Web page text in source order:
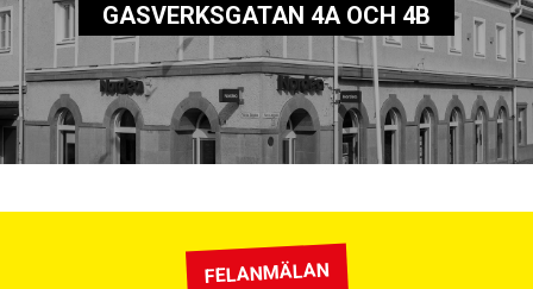
GASVERKSGATAN 4A OCH 4B
FELANMÄLAN